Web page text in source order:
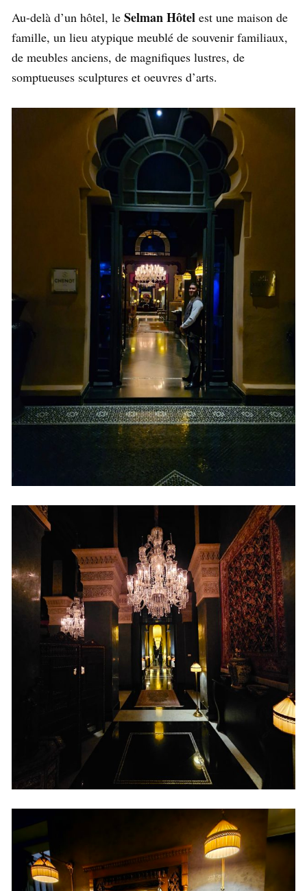
Au-delà d’un hôtel, le Selman Hôtel est une maison de
famille, un lieu atypique meublé de souvenir familiaux,
de meubles anciens, de magnifiques lustres, de
somptueuses sculptures et oeuvres d’arts.